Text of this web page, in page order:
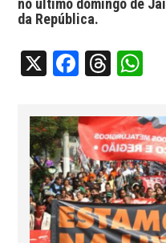
no último domingo de
da República.
X Facebook